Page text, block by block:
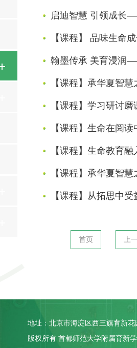
启迪智慧 引领成长
【课程】 品味生命
翰墨传承 美育浸润
【课程】承华夏智
【课程】学习研讨
【课程】生命在阅
【课程】生命教育
【课程】承华夏智
【课程】从拓思中
首页 上
地址：北京市海淀区西三旗育新花
版权所有 首都师范大学附属育新